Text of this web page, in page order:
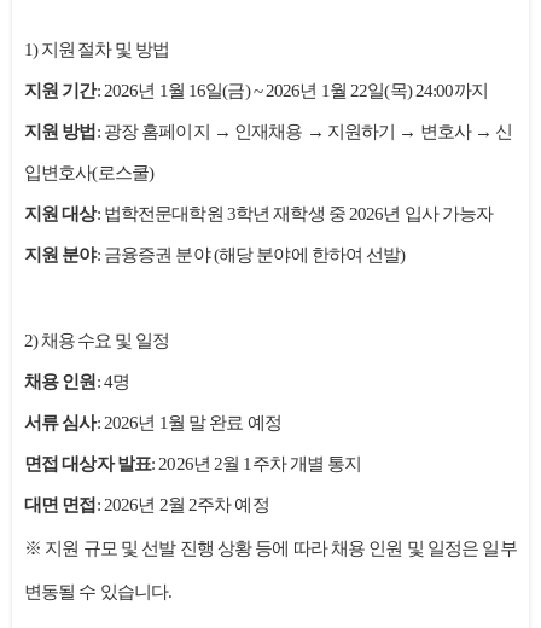
1)지원 절차 및 방법
지원 기간: 2026년 1월 16일(금) ~ 2026년 1월 22일(목) 24:00까지
지원 방법 : 광장 홈페이지 → 인재채용 → 지원하기 → 변호사 → 신
입변호사(로스쿨)
지원 대상: 법학전문대학원 3학년 재학생 중 2026년 입사 가능자
지원 분야: 금융증권 분야 (해당 분야에 한하여 선발)
2) 채용 수요 및 일정
채용 인원 : 4명
서류 심사: 2026년 1월 말 완료 예정
면접 대상자 발표: 2026년 2월 1주차 개별 통지
대면 면접 : 2026년 2월 2주차 예정
※ 지원 규모 및 선발 진행 상황 등에 따라 채용 인원 및 일정은 일부
변동될 수 있습니다.